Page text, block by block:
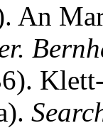
An